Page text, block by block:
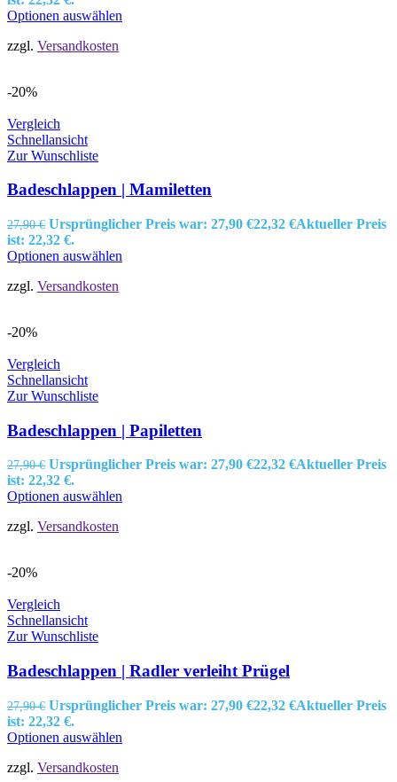
Optionen auswählen
zzgl. Versandkosten
-20%
Vergleich
Schnellansicht
Zur Wunschliste
Badeschlappen | Mamiletten
27,90€ Ursprünglicher Preis war: 27,90 €22,32 €Aktueller Preis
ist: 22,32 €.
Optionen auswählen
zzgl. Versandkosten
-20%
Vergleich
Schnellansicht
Zur Wunschliste
Badeschlappen | Papiletten
27,90€ Ursprünglicher Preis war: 27,90 €22,32 €Aktueller Preis
ist: 22,32 €.
Optionen auswählen
zzgl. Versandkosten
-20%
Vergleich
Schnellansicht
Zur Wunschliste
Badeschlappen | Radler verleiht Prügel
27,90€ Ursprünglicher Preis war: 27,90 €22,32 €Aktueller Preis
ist: 22,32 €.
Optionen auswählen
zzgl. Versandkosten